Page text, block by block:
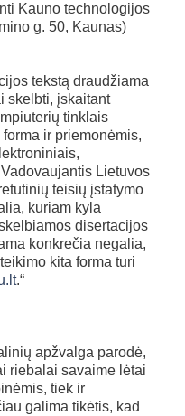
Kauno technologijos
g. 50, Kaunas)
tekstą draudžiama
skelbti, įskaitant
tinklais
ir priemonėmis,
Lietuvos
teisių įstatymo
kuriam kyla
disertacijos
konkrečia negalia,
kita forma turi
.“
apžvalga parodė,
riebalai savaime lėtai
tiek ir
galima tikėtis, kad